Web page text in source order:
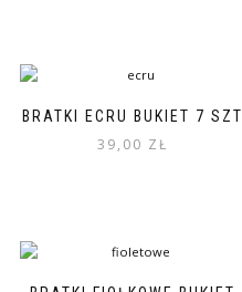
BRATKI ECRU BUKIET 7 SZT
39,00 ZŁ